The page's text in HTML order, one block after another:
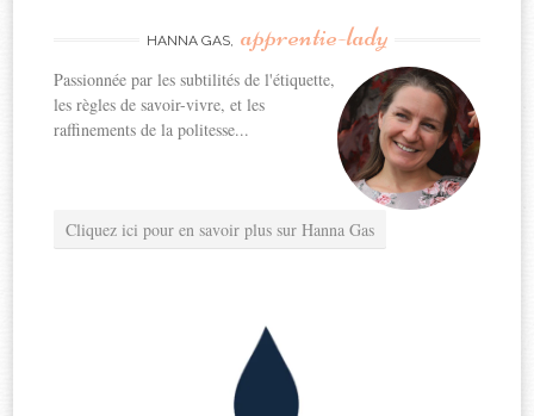
HANNA GAS, apprentie-lady
Passionnée par les subtilités de l'étiquette,
les règles de savoir-vivre, et les
raffinements de la politesse...
Cliquez ici pour en savoir plus sur Hanna Gas